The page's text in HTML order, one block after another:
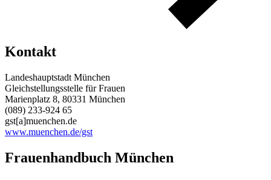
Kontakt
Landeshauptstadt München
Gleichstellungsstelle für Frauen
Marienplatz 8, 80331 München
(089) 233-924 65
gst[a]muenchen.de
www.muenchen.de/gst
Frauenhandbuch München